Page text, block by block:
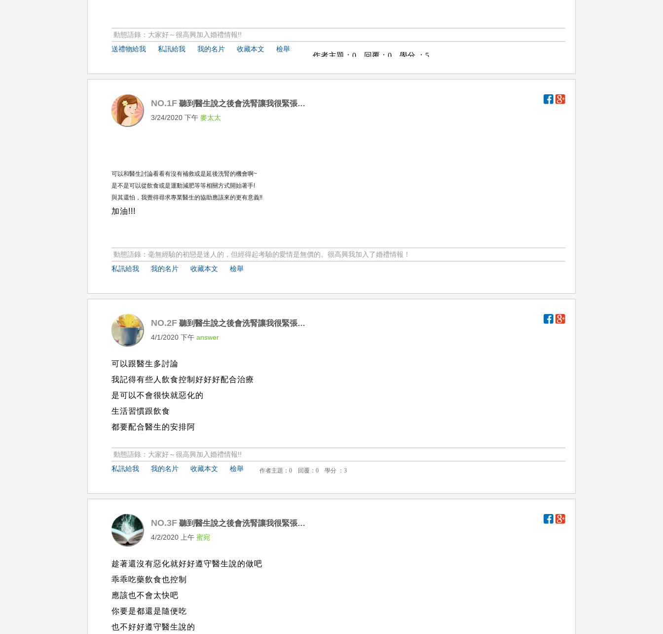
動態語錄：大家好～很高興加入婚禮情報!!
送禮物給我
私訊給我 我的名片 收藏本文 檢舉
NO.1F 聽到醫生說之後會洗腎讓我很緊張…
3/24/2020 下午麥太太
可以和醫生討論看看有沒有補救或是延後洗腎的機會啊~
是不是可以從飲食或是運動減肥等等相關方式開始著手!
與其還怕，我覺得尋求專業醫生的協助應該來的更有意義!!
加油!!!
動態語錄：毫無經驗的初戀是迷人的，但經得起考驗的愛情是無價的。很高興我加入了婚禮情報！
私訊給我
我的名片 收藏本文 檢舉
NO.2F 聽到醫生說之後會洗腎讓我很緊張…
4/1/2020 下午answer
可以跟醫生多討論
我記得有些人飲食控制好好好配合治療
是可以不會很快就惡化的
生活習慣跟飲食
都要配合醫生的安排阿
動態語錄：大家好～很高興加入婚禮情報!!
私訊給我
我的名片 收藏本文 檢舉
NO.3F 聽到醫生說之後會洗腎讓我很緊張…
4/2/2020 上午蜜宛
趁著還沒有惡化就好好遵守醫生說的做吧
乖乖吃藥飲食也控制
應該也不會太快吧
你要是都還是隨便吃
也不好好遵守醫生說的